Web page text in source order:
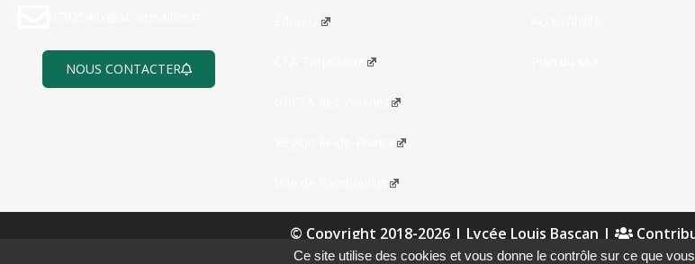
NOUS CONTACTER
© Copyright 2018-2026 | Lycée Louis Bascan |
Ce site utilise des cookies et vous donne le contrôle sur ce que